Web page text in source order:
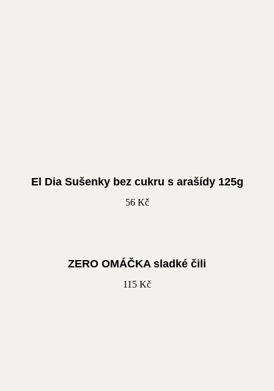
El Dia Sušenky bez cukru s arašídy 125g
56 Kč
ZERO OMÁČKA sladké čili
115 Kč